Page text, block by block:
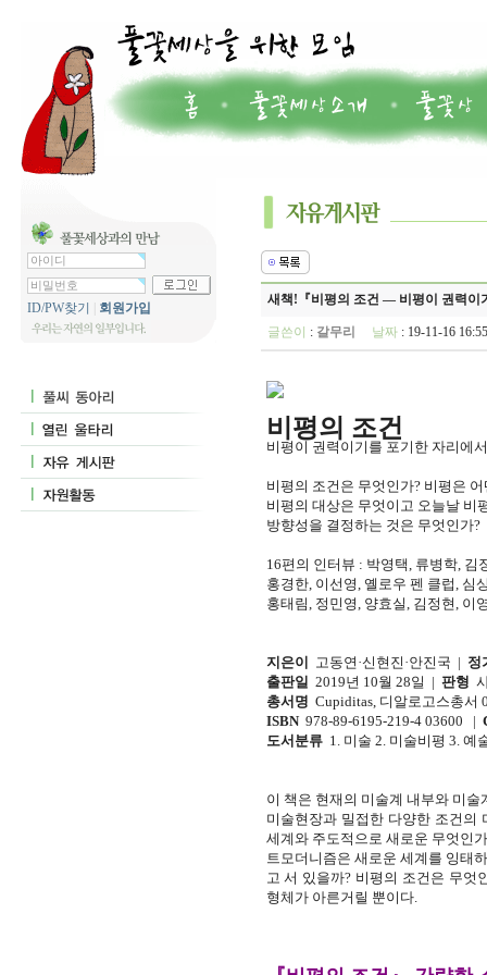
ID/PW찾기 회원가입
새책!『비평의 조건 ― 비평이 권력이
글쓴이 : 갈무리 날짜: 19-11-16
비평의 조건
비평이 권력이기를 포기한 자리에서
비평의 조건은 무엇인가? 비평은
비평의 대상은 무엇이고 오늘날 비
방향성을 결정하는 것은 무엇인가?
16편의 인터뷰 : 박영택, 류병학, 김
홍경한, 이선영, 옐로우 펜 클럽, 심
홍태림, 정민영, 양효실, 김정현, 이
지은이 고동연·신현진·안진국 | 정
출판일 2019년 10월 28일 | 판형
총서명 Cupiditas, 디알로고스총서
ISBN978-89-6195-219-4 03600 |
도서분류1. 미술 2. 미술비평 3. 예
이 책은 현재의 미술계 내부와 미
미술현장과 밀접한 다양한 조건의
세계와 주도적으로 새로운 무엇인
트모더니즘은 새로운 세계를 잉태
고 서 있을까? 비평의 조건은 무엇
형체가 아른거릴 뿐이다.